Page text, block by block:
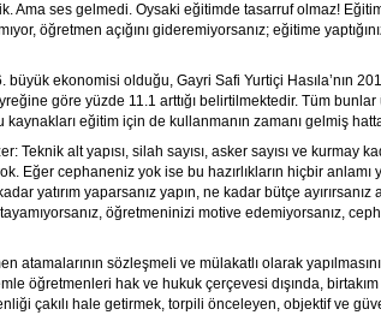
Ama ses gelmedi. Oysaki eğitimde tasarruf olmaz!
öğretmen açığını gideremiyorsanız; eğitime
ekonomisi olduğu, Gayri Safi Yurtiçi Hasıla’nın
göre yüzde 11.1 arttığı belirtilmektedir. Tüm
kaynakları eğitim için de kullanmanın zamanı gelmiş
Teknik alt yapısı, silah sayısı, asker sayısı ve kurmay
Eğer cephaneniz yok ise bu hazırlıkların hiçbir anlamı
yatırım yaparsanız yapın, ne kadar bütçe ayırırsanız
öğretmeninizi motive edemiyorsanız,
atamalarının sözleşmeli ve mülakatlı olarak
öğretmenleri hak ve hukuk çerçevesi dışında,
çakılı hale getirmek, torpili önceleyen, objektif ve